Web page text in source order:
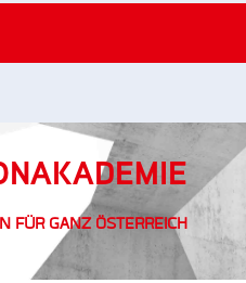
FÜR GANZ ÖSTERREICH